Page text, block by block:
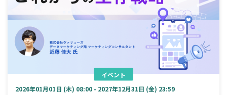
イベント
2026年01月01日 (木) 08:00 - 2027年12月31日 (金) 23:59